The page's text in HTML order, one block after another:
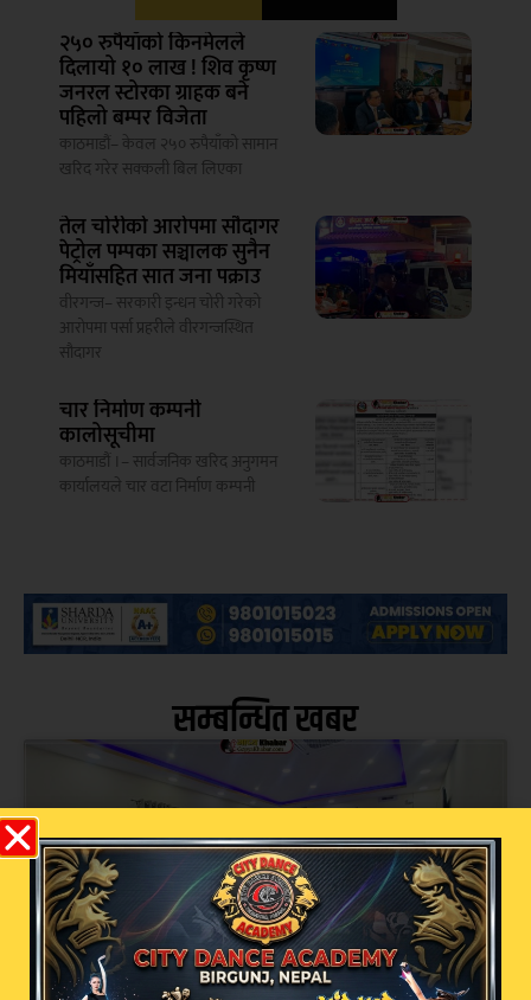
२५० रुपैयाँको किनमेलले
दिलायो १० लाख ! शिव कृष्ण
जनरल स्टोरका ग्राहक बने
पहिलो बम्पर विजेता
काठमाडौं– केवल २५० रुपैयाँको सामान
खरिद गरेर सक्कली बिल लिएका
तेल चोरीको आरोपमा सौदागर
पेट्रोल पम्पका सञ्चालक सुनैन
मियाँसहित सात जना पक्राउ
वीरगन्ज– सरकारी इन्धन चोरी गरेको
आरोपमा पर्सा प्रहरीले वीरगन्जस्थित
सौदागर
चार निर्माण कम्पनी
कालोसूचीमा
काठमाडौं ।– सार्वजनिक खरिद अनुगमन
कार्यालयले चार वटा निर्माण कम्पनी
सम्बन्धित खबर